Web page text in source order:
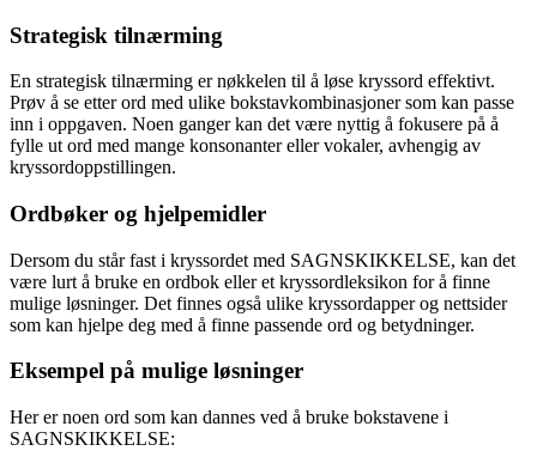
Strategisk tilnærming
En strategisk tilnærming er nøkkelen til å løse kryssord effektivt.
Prøv å se etter ord med ulike bokstavkombinasjoner som kan passe
inn i oppgaven. Noen ganger kan det være nyttig å fokusere på å
fylle ut ord med mange konsonanter eller vokaler, avhengig av
kryssordoppstillingen.
Ordbøker og hjelpemidler
Dersom du står fast i kryssordet med SAGNSKIKKELSE, kan det
være lurt å bruke en ordbok eller et kryssordleksikon for å finne
mulige løsninger. Det finnes også ulike kryssordapper og nettsider
som kan hjelpe deg med å finne passende ord og betydninger.
Eksempel på mulige løsninger
Her er noen ord som kan dannes ved å bruke bokstavene i
SAGNSKIKKELSE: